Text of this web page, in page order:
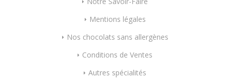
Mentions légales
Nos chocolats sans allergènes
Conditions de Ventes
Autres spécialités